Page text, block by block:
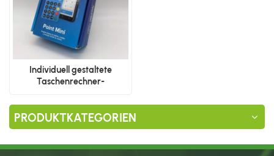
Individuell gestaltete
Taschenrechner-
PRODUKTKATEGORIEN